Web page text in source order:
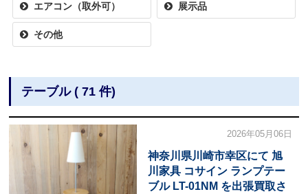
エアコン（取外可） 展示品
その他
テーブル ( 71 件)
2026年05月06日
神奈川県川崎市幸区にて 旭
川家具 コサイン ランプテー
ブル LT-01NM を出張買取さ